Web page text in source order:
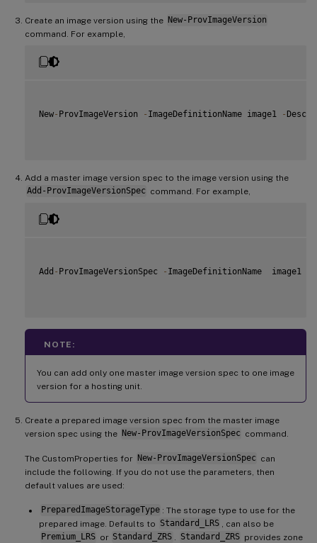
Create an image version using the New-ProvImageVersion
command. For example,
New- ProvImageVersion - ImageDefinitionName image1 -
Add a master image version spec to the image version using the
Add-ProvImageVersionSpec command. For example,
Add - ProvImageVersionSpec - ImageDefinitionName  image1
NOTE:
You can add only one master image version spec to one image
version for a hosting unit.
Create a prepared image version spec from the master image
version spec using the New-ProvImageVersionSpec command.
The CustomProperties for New-ProvImageVersionSpec can
include the following. If you do not use the parameters, then
default values are used:
PreparedImageStorageType : The storage type to use for the
prepared image. Defaults to Standard_LRS
, can also be
Premium_LRS or Standard_ZRS Standard_ZRS provides zone